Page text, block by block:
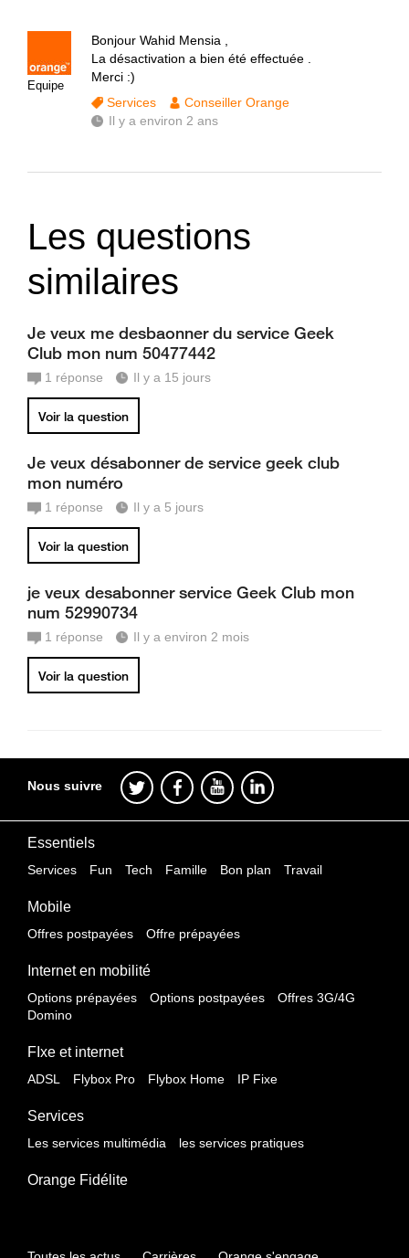
Equipe
Bonjour Wahid Mensia ,
La désactivation a bien été effectuée .
Merci :)
Services
Conseiller Orange
Il y a environ 2 ans
Les questions
similaires
Je veux me desbaonner du service Geek
Club mon num 50477442
1 réponse Il y a 15 jours
Voir la question
Je veux désabonner de service geek club
mon numéro
1 réponse Il y a 5 jours
Voir la question
je veux desabonner service Geek Club mon
num 52990734
1 réponse Il y a environ 2 mois
Voir la question
Nous suivre
Essentiels
Services Fun Tech Famille Bon plan Travail
Mobile
Offres postpayées Offre prépayées
Internet en mobilité
Options prépayées Options postpayées
Offres 3G/4G
Domino
FIxe et internet
ADSL Flybox Pro Flybox Home IP Fixe
Services
Les services multimédia les services pratiques
Orange Fidélite